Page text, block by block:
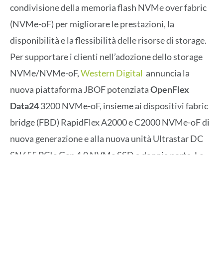
condivisione della memoria flash NVMe over fabric
(NVMe-oF) per migliorare le prestazioni, la
disponibilità e la flessibilità delle risorse di storage.
Per supportare i clienti nell’adozione dello storage
NVMe/NVMe-oF,Western Digital annuncia la
nuova piattaforma JBOF potenziataOpenFlex
Data243200 NVMe-oF, insieme ai dispositivi fabric
bridge (FBD) RapidFlex A2000 e C2000 NVMe-oF di
nuova generazione e alla nuova unità Ultrastar DC
SN655 PCIe Gen 4.0 NVMe SSD a doppia porta. Le